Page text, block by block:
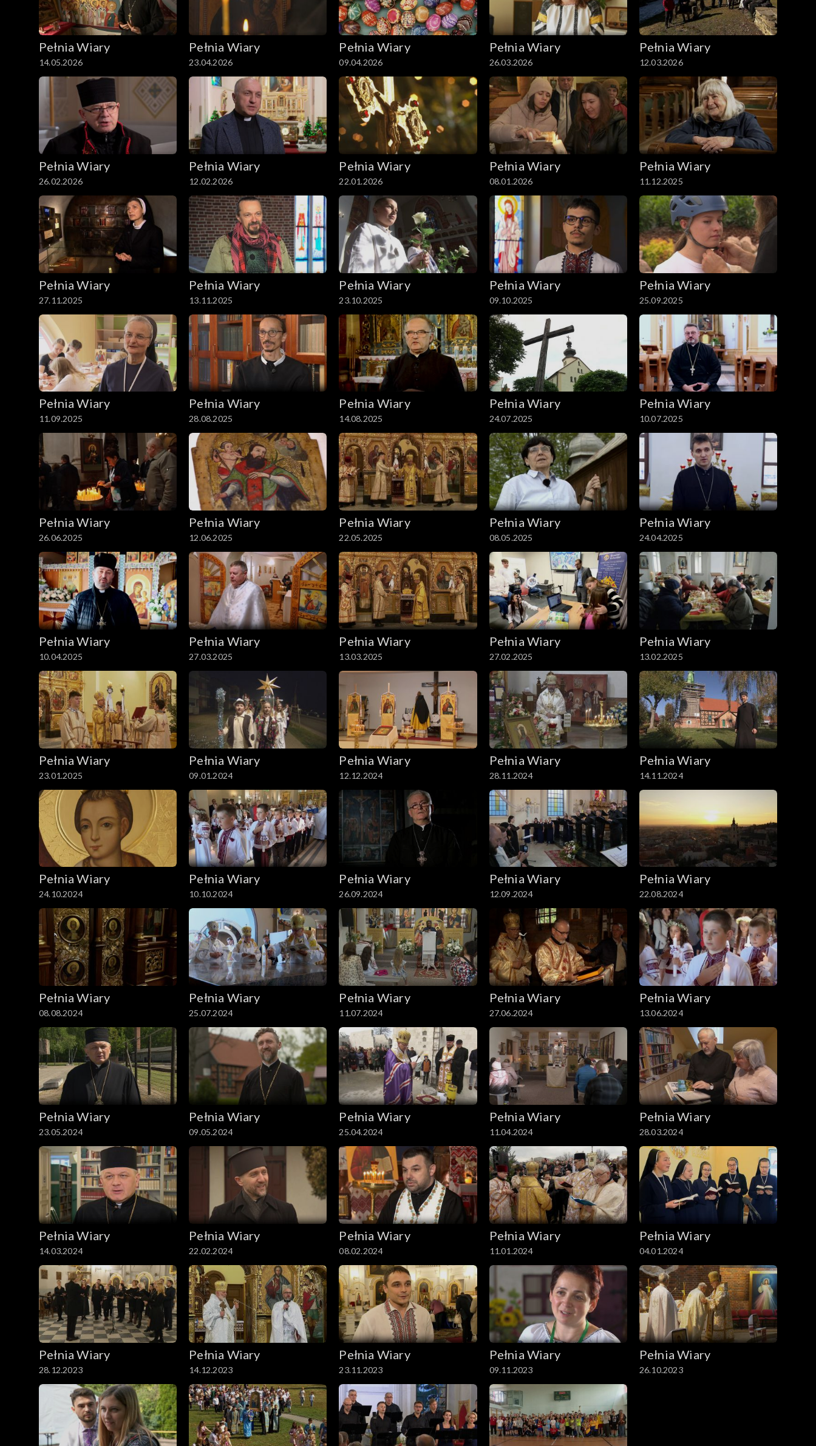
Pełnia Wiary
14.05.2026
Pełnia Wiary
23.04.2026
Pełnia Wiary
09.04.2026
Pełnia Wiary
26.03.2026
Pełnia Wiary
12.03.2026
Pełnia Wiary
26.02.2026
Pełnia Wiary
12.02.2026
Pełnia Wiary
22.01.2026
Pełnia Wiary
08.01.2026
Pełnia Wiary
11.12.2025
Pełnia Wiary
27.11.2025
Pełnia Wiary
13.11.2025
Pełnia Wiary
23.10.2025
Pełnia Wiary
09.10.2025
Pełnia Wiary
25.09.2025
Pełnia Wiary
11.09.2025
Pełnia Wiary
28.08.2025
Pełnia Wiary
14.08.2025
Pełnia Wiary
24.07.2025
Pełnia Wiary
10.07.2025
Pełnia Wiary
26.06.2025
Pełnia Wiary
12.06.2025
Pełnia Wiary
22.05.2025
Pełnia Wiary
08.05.2025
Pełnia Wiary
24.04.2025
Pełnia Wiary
10.04.2025
Pełnia Wiary
27.03.2025
Pełnia Wiary
13.03.2025
Pełnia Wiary
27.02.2025
Pełnia Wiary
13.02.2025
Pełnia Wiary
23.01.2025
Pełnia Wiary
09.01.2024
Pełnia Wiary
12.12.2024
Pełnia Wiary
28.11.2024
Pełnia Wiary
14.11.2024
Pełnia Wiary
24.10.2024
Pełnia Wiary
10.10.2024
Pełnia Wiary
26.09.2024
Pełnia Wiary
12.09.2024
Pełnia Wiary
22.08.2024
Pełnia Wiary
08.08.2024
Pełnia Wiary
25.07.2024
Pełnia Wiary
11.07.2024
Pełnia Wiary
27.06.2024
Pełnia Wiary
13.06.2024
Pełnia Wiary
23.05.2024
Pełnia Wiary
09.05.2024
Pełnia Wiary
25.04.2024
Pełnia Wiary
11.04.2024
Pełnia Wiary
28.03.2024
Pełnia Wiary
14.03.2024
Pełnia Wiary
22.02.2024
Pełnia Wiary
08.02.2024
Pełnia Wiary
11.01.2024
Pełnia Wiary
04.01.2024
Pełnia Wiary
28.12.2023
Pełnia Wiary
14.12.2023
Pełnia Wiary
23.11.2023
Pełnia Wiary
09.11.2023
Pełnia Wiary
26.10.2023